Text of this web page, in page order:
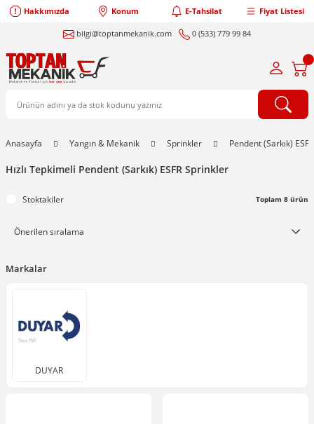
Hakkımızda Konum E-Tahsilat Fiyat Listesi
bilgi@toptanmekanik.com 0 (533) 779 99 84
Anasayfa Yangın & Mekanik Sprinkler Pendent (Sarkık)
Hızlı Tepkimeli Pendent (Sarkık) ESFR Sprinkler
Stoktakiler Toplam 8 ürün
Markalar
DUYAR